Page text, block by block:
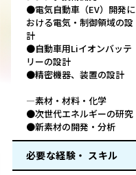
●電気自動車（EV）開発に
おける電気・制御領域の設
計
●自動車用Liイオンバッテ
リーの設計
●精密機器、装置の設計
―素材・材料・化学
●次世代エネルギーの研究
●新素材の開発・分析
必要な経験・ スキル